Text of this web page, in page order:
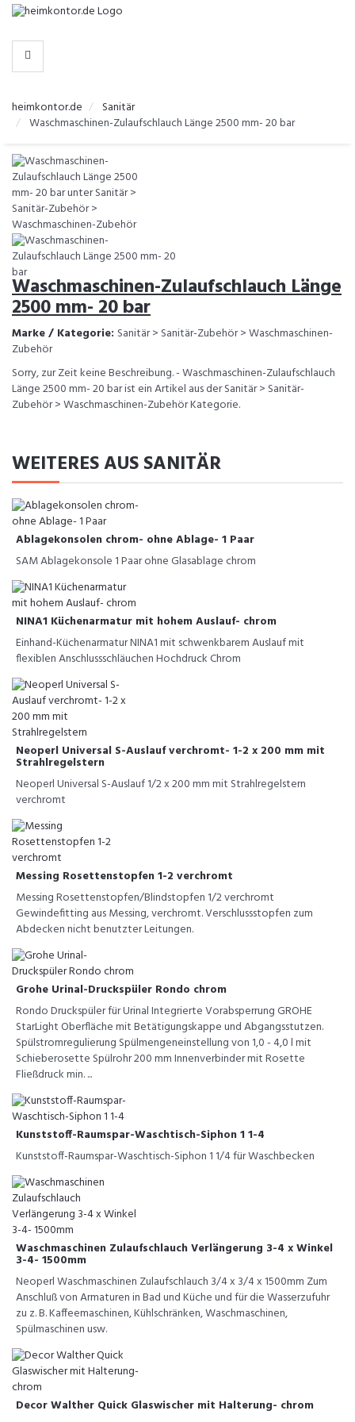
-
KATEGORIEN
heimkontor.de
Sanitär
Waschmaschinen-Zulaufschlauch Länge 2500 mm- 20 bar
Waschmaschinen-Zulaufschlauch Länge
2500 mm- 20 bar
Marke / Kategorie: Sanitär > Sanitär-Zubehör > Waschmaschinen-
Zubehör
Sorry, zur Zeit keine Beschreibung. - Waschmaschinen-Zulaufschlauch
Länge 2500 mm- 20 bar ist ein Artikel aus der Sanitär > Sanitär-
Zubehör > Waschmaschinen-Zubehör Kategorie.
WEITERES AUS SANITÄR
Ablagekonsolen chrom- ohne Ablage- 1 Paar
SAM Ablagekonsole 1 Paar ohne Glasablage chrom
NINA1 Küchenarmatur mit hohem Auslauf- chrom
Einhand-Küchenarmatur NINA1 mit schwenkbarem Auslauf mit
flexiblen Anschlussschläuchen Hochdruck Chrom
Neoperl Universal S-Auslauf verchromt- 1-2 x 200 mm mit
Strahlregelstern
Neoperl Universal S-Auslauf 1/2 x 200 mm mit Strahlregelstern
verchromt
Messing Rosettenstopfen 1-2 verchromt
Messing Rosettenstopfen/Blindstopfen 1/2 verchromt
Gewindefitting aus Messing, verchromt. Verschlussstopfen zum
Abdecken nicht benutzter Leitungen.
Grohe Urinal-Druckspüler Rondo chrom
Rondo Druckspüler für Urinal Integrierte Vorabsperrung GROHE
StarLight Oberfläche mit Betätigungskappe und Abgangsstutzen.
Spülstromregulierung Spülmengeneinstellung von 1,0 - 4,0 l mit
Schieberosette Spülrohr 200 mm Innenverbinder mit Rosette
Fließdruck min. ...
Kunststoff-Raumspar-Waschtisch-Siphon 1 1-4
Kunststoff-Raumspar-Waschtisch-Siphon 1 1/4 für Waschbecken
Waschmaschinen Zulaufschlauch Verlängerung 3-4 x Winkel
3-4- 1500mm
Neoperl Waschmaschinen Zulaufschlauch 3/4 x 3/4 x 1500mm Zum
Anschluß von Armaturen in Bad und Küche und für die Wasserzufuhr
zu z. B. Kaffeemaschinen, Kühlschränken, Waschmaschinen,
Spülmaschinen usw.
Decor Walther Quick Glaswischer mit Halterung- chrom